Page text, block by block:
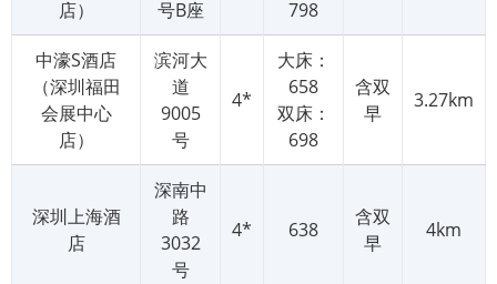
店）
号B座
798
中濠S酒店
（深圳福田
会展中心
店）
滨河大
道
9005
号
4*
大床：
658
双床：
698
含双
早
3.27km
深圳上海酒
店
深南中
路
3032
号
4* 638
含双
早
4km